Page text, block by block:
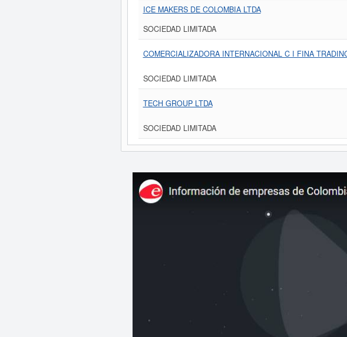
ICE MAKERS DE COLOMBIA LTDA
SOCIEDAD LIMITADA
COMERCIALIZADORA INTERNACIONAL C I FINA
SOCIEDAD LIMITADA
TECH GROUP LTDA
SOCIEDAD LIMITADA